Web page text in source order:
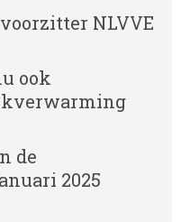
NLVVE
ook
de
2025